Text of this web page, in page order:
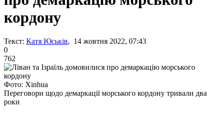
кордону
Текст: Катя Юськів, 14 жовтня 2022, 07:43
0
762
Фото: Xinhua
Переговори щодо демаркації морського кордону тривали два
роки